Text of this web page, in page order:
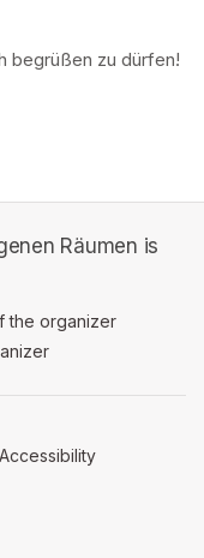
begrüßen zu dürfen!
Räumen is
tab)
the organizer
in a new tab)
Accessibility